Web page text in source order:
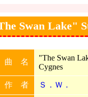
Swan Lake"
曲 名
"The Swan
Cygnes
作 者 Ｓ．Ｗ．